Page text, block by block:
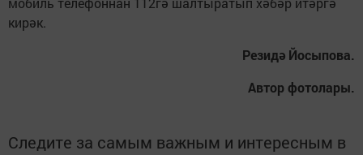
кирәк.
Резидә Йосыпова.
Автор фотолары.
Следите за самым важным и интересным в